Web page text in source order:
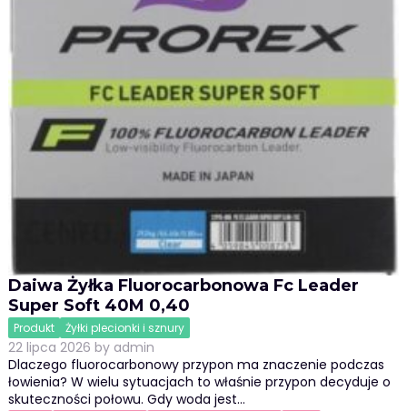
Daiwa Żyłka Fluorocarbonowa Fc Leader
Super Soft 40M 0,40
Produkt Żyłki plecionki i sznury
22 lipca 2026 by admin
Dlaczego fluorocarbonowy przypon ma znaczenie podczas
łowienia? W wielu sytuacjach to właśnie przypon decyduje o
skuteczności połowu. Gdy woda jest…